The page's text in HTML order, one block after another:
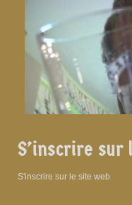
S’inscrire sur
S'inscrire sur le site web